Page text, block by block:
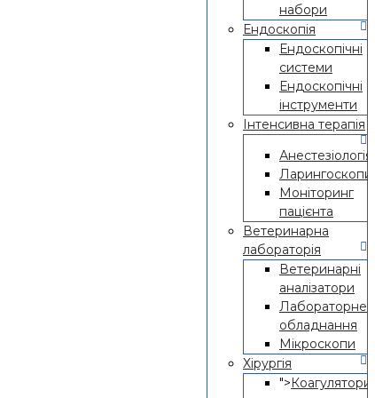
набори
Ендоскопія
Ендоскопічні
системи
Ендоскопічні
інструменти
Інтенсивна терапія
Анестезіологія
Ларингоскопи
Моніторинг
пацієнта
Ветеринарна
лабораторія
Ветеринарні
аналізатори
Лабораторне
обладнання
Мікроскопи
Хірургія
">